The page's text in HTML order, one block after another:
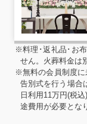
※料理･返礼品･お
せん。火葬料金は
※無料の会員制度に
告別式を行う場合
日利用11万円(税
途費用が必要とな